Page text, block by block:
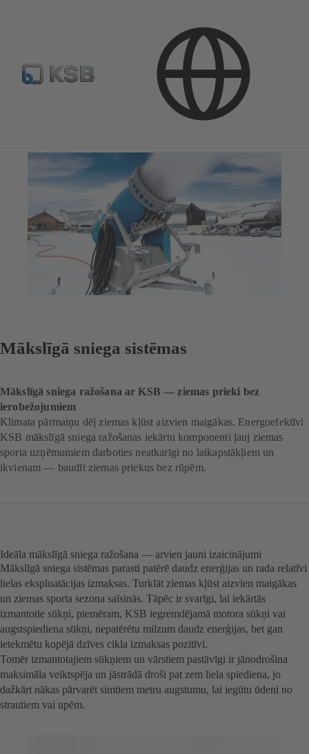
Rūpnieciskās tehnoloģijas
Mākslīgā sniega sistēmas
Mākslīgā sniega ražošana ar KSB — ziemas prieki bez
ierobežojumiem
Klimata pārmaiņu dēļ ziemas kļūst aizvien maigākas. Energoefektīvi
KSB mākslīgā sniega ražošanas iekārtu komponenti ļauj ziemas
sporta uzņēmumiem darboties neatkarīgi no laikapstākļiem un
ikvienam — baudīt ziemas priekus bez rūpēm.
Ideāla mākslīgā sniega ražošana — arvien jauni izaicinājumi
Mākslīgā sniega sistēmas parasti patērē daudz enerģijas un rada relatīvi
lielas ekspluatācijas izmaksas. Turklāt ziemas kļūst aizvien maigākas
un ziemas sporta sezona saīsinās. Tāpēc ir svarīgi, lai iekārtās
izmantotie sūkņi, piemēram, KSB iegremdējamā motora sūkņi vai
augstspiediena sūkņi, nepatērētu milzum daudz enerģijas, bet gan
ietekmētu kopējā dzīves cikla izmaksas pozitīvi.
Tomēr izmantotajiem sūkņiem un vārstiem pastāvīgi ir jānodrošina
maksimāla veiktspēja un jāstrādā droši pat zem liela spiediena, jo
dažkārt nākas pārvarēt simtiem metru augstumu, lai iegūtu ūdeni no
strautiem vai upēm.